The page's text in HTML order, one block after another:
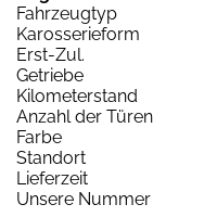
Fahrzeugtyp
Karosserieform
Erst-Zul.
Getriebe
Kilometerstand
Anzahl der Türen
Farbe
Standort
Lieferzeit
Unsere Nummer